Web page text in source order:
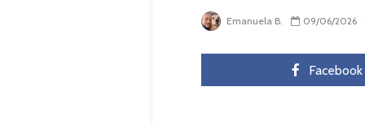
Emanuela B. 09/06/2026
Facebook